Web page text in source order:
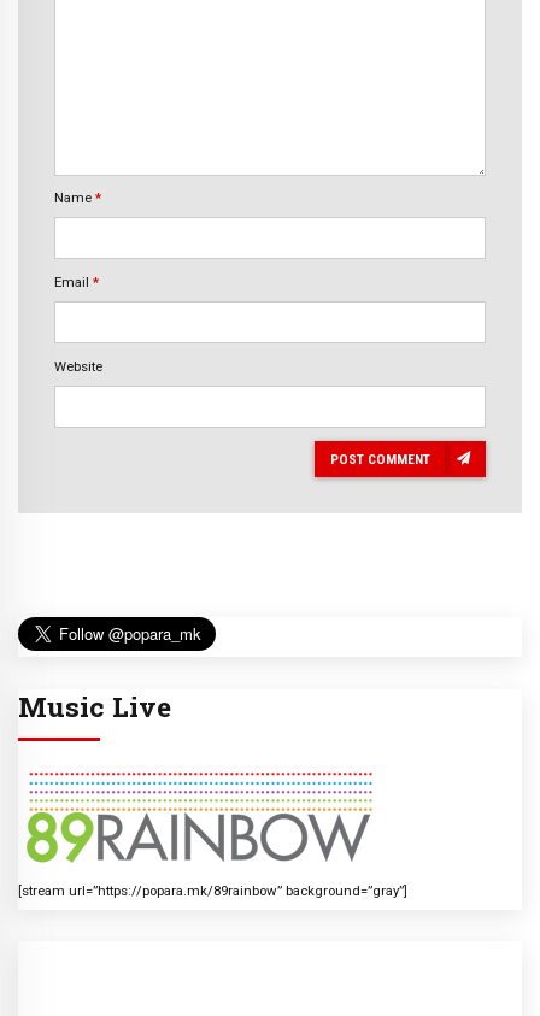
Name *
Email *
Website
POST COMMENT
Music Live
[stream url=”https://popara.mk/89rainbow” background=”gray”]